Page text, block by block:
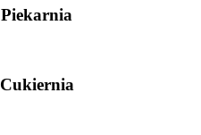
Piekarnia
Cukiernia